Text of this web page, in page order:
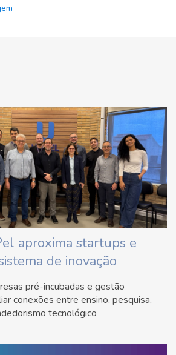
aproxima startups e
de inovação
pré-incubadas e gestão
conexões entre ensino, pesquisa,
tecnológico